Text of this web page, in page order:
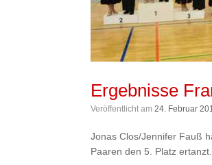
Ergebnisse
Veröffentlicht am 24. Februar
Jonas Clos/Jennifer Fauß
Paaren den 5. Platz ertanzt.